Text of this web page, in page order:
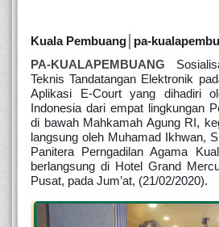
Kuala Pembuang│pa-
PA-KUALAPEMBUANG
Teknis Tandatangan Elektronik
Aplikasi E-Court yang dihadiri
Indonesia dari empat lingkungan
di bawah Mahkamah Agung RI,
langsung oleh Muhamad Ikhwan,
Panitera Perngadilan Agama
berlangsung di Hotel Grand
Pusat, pada Jum’at, (21/02/2020).